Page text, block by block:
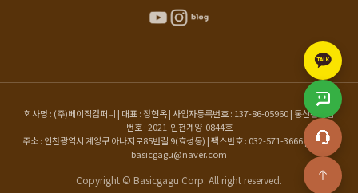
회사명 : (주)베이직컴퍼니 | 대표 : 정현옥 | 사업자등록번호 : 137-86-05960 | 통신판매업
번호 : 2021-인천계양-0844호
주소 : 인천광역시 계양구 아나지로85번길 9(효성동) | 팩스번호 : 032-571-3666 | 이메일 :
basicgagu@naver.com
Copyright © Basicgagu Corp. All right reserved.